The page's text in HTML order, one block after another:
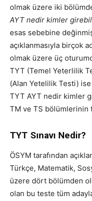
olmak üzere iki
AYT nedir kimler
esas sebebine
açıklanmasıyla birçok
olmak üzere üç
TYT (Temel Yeterlilik
(Alan Yetelilik Testi)
TYT AYT nedir kimler
TM ve TS bölümlerinin
TYT Sınavı Nedir?
ÖSYM tarafından
Türkçe, Matematik,
üzere dört bölümden
olan bu teste tüm